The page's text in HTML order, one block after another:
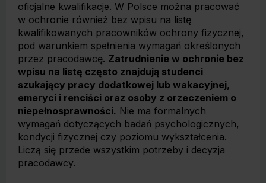
oficjalne kwalifikacje. W Polsce można pracować
w ochronie również bez wpisu na listę
kwalifikowanych pracowników ochrony fizycznej,
pod warunkiem spełnienia wymagań określonych
przez pracodawcę. Zatrudnienie w ochronie bez
wpisu na listę często znajdują studenci
szukający pracy dodatkowej lub wakacyjnej,
emeryci i renciści oraz osoby z orzeczeniem o
niepełnosprawności. Nie ma formalnych
wymagań dotyczących badań psychologicznych,
kondycji fizycznej czy poziomu wykształcenia.
Liczą się przede wszystkim potrzeby i decyzja
pracodawcy.